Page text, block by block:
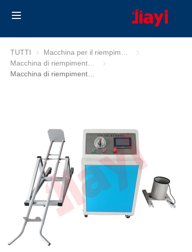
TUTTI
Macchina per il
Macchina di riempimento CO2
Products
Chi Siamo
Contact us